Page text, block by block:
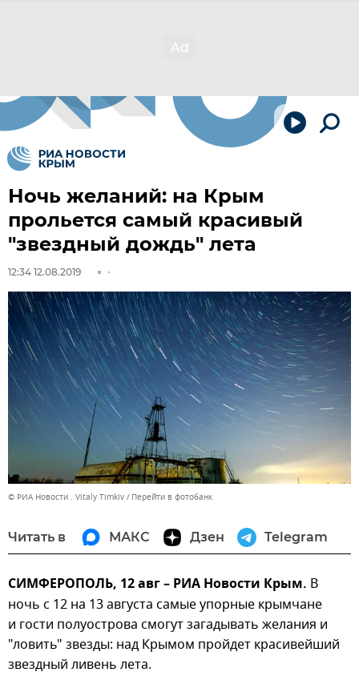
Ночь желаний: на Крым
прольется самый красивый
"звездный дождь" лета
12:34 12.08.2019
© РИА Новости . Vitaly Timkiv Перейти в фотобанк
Читать в МАКС Дзен Telegram
СИМФЕРОПОЛЬ, 12 авг – РИА Новости Крым. В
ночь с 12 на 13 августа самые упорные крымчане
и гости полуострова смогут загадывать желания и
"ловить" звезды: над Крымом пройдет красивейший
звездный ливень лета.